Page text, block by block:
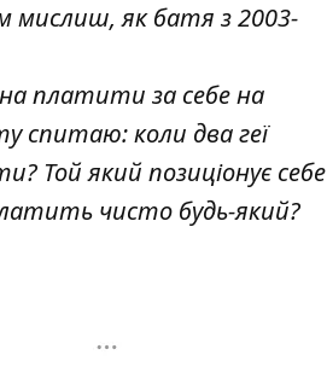
мислиш, як батя з 2003-
платити за себе на
спитаю: коли два геї
Той який позиціонує себе
чисто будь-який?